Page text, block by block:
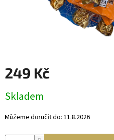
Dárkový
alkohol
Přihlášení
249 Kč
cena:
Skladem
Můžeme doručit do: 11.8.2026